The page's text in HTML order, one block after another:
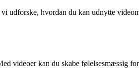
hvordan du kan udnytte
videoer kan du skabe følelsesmæssig